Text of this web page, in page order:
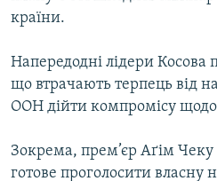
країни.
Напередодні лідери Косова
що втрачають терпець від
ООН дійти компромісу щодо
Зокрема, прем’єр Аґім
готове проголосити власну